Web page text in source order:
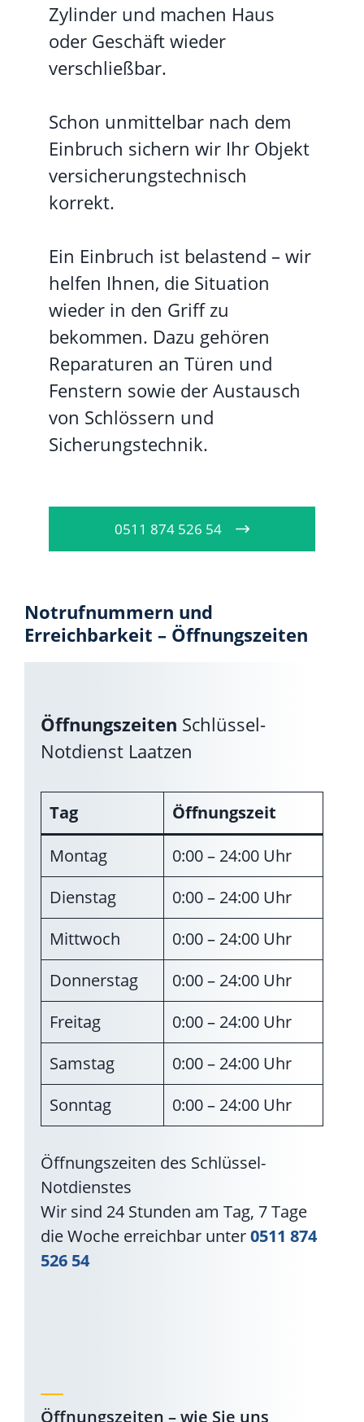
Zylinder und machen Haus
oder Geschäft wieder
verschließbar.
Schon unmittelbar nach dem
Einbruch sichern wir Ihr Objekt
versicherungstechnisch
korrekt.
Ein Einbruch ist belastend – wir
helfen Ihnen, die Situation
wieder in den Griff zu
bekommen. Dazu gehören
Reparaturen an Türen und
Fenstern sowie der Austausch
von Schlössern und
Sicherungstechnik.
0511 874 526 54
Notrufnummern und
Erreichbarkeit – Öffnungszeiten
Öffnungszeiten – wie Sie uns
Öffnungszeiten Schlüssel-
Notdienst Laatzen
Tag
Öffnungszeit
Montag
0:00 – 24:00 Uhr
Dienstag
0:00 – 24:00 Uhr
Mittwoch
0:00 – 24:00 Uhr
Donnerstag
0:00 – 24:00 Uhr
Freitag
0:00 – 24:00 Uhr
Samstag
0:00 – 24:00 Uhr
Sonntag
0:00 – 24:00 Uhr
Öffnungszeiten des Schlüssel-
Notdienstes
Wir sind 24 Stunden am Tag, 7 Tage
die Woche erreichbar unter0511 874
526 54